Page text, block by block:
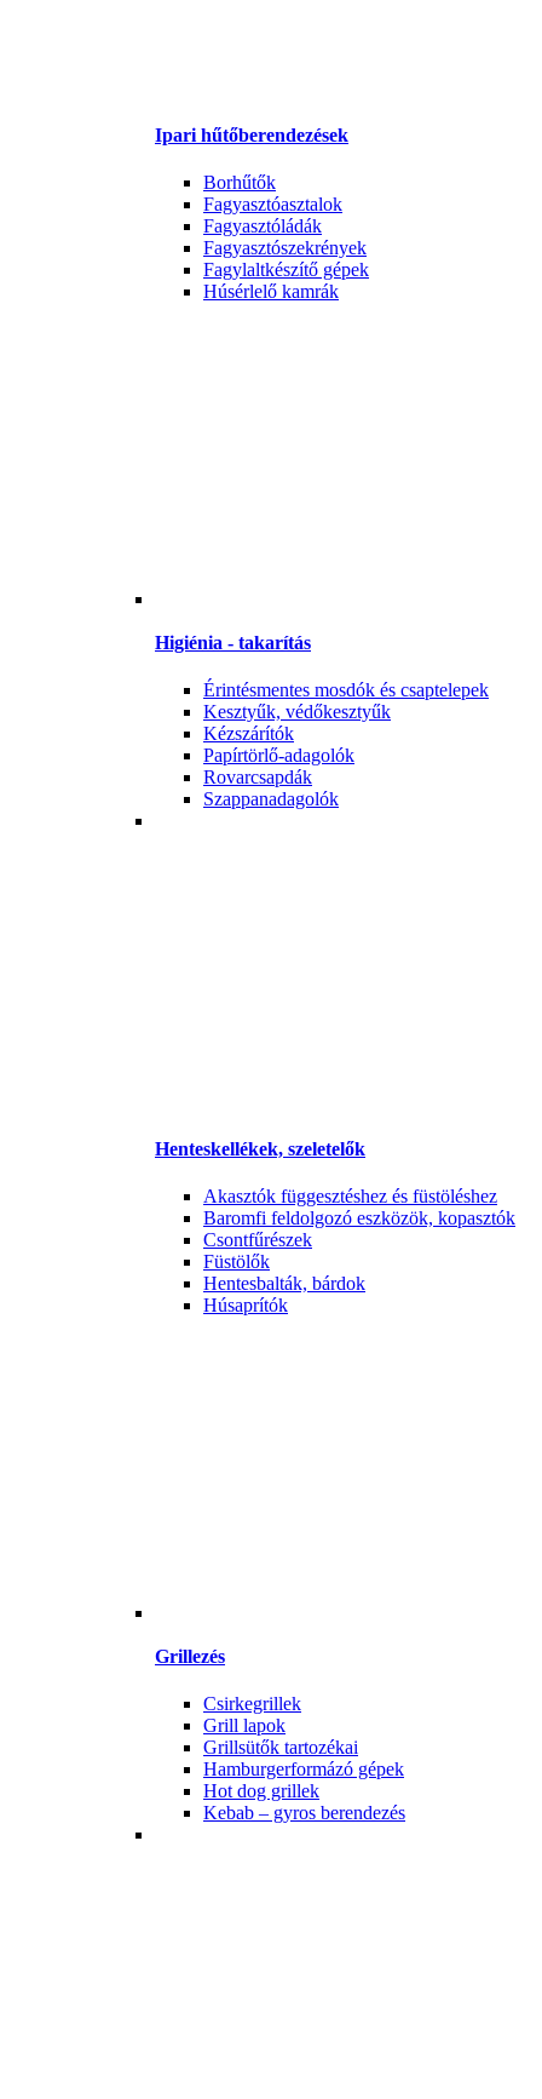
Ipari hűtőberendezések
Borhűtők
Fagyasztóasztalok
Fagyasztóládák
Fagyasztószekrények
Fagylaltkészítő gépek
Húsérlelő kamrák
Higiénia - takarítás
Érintésmentes mosdók és csaptelepek
Kesztyűk, védőkesztyűk
Kézszárítók
Papírtörlő-adagolók
Rovarcsapdák
Szappanadagolók
Henteskellékek, szeletelők
Akasztók függesztéshez és füstöléshez
Baromfi feldolgozó eszközök, kopasztók
Csontfűrészek
Füstölők
Hentesbalták, bárdok
Húsaprítók
Grillezés
Csirkegrillek
Grill lapok
Grillsütők tartozékai
Hamburgerformázó gépek
Hot dog grillek
Kebab – gyros berendezés